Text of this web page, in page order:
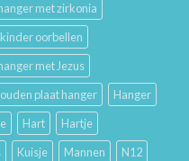
met zirkonia
oorbellen
met Jezus
plaat hanger
Hanger
Hart
Hartje
Kuisje Mannen
N12